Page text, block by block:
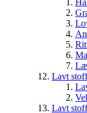
Lavt
Lavt